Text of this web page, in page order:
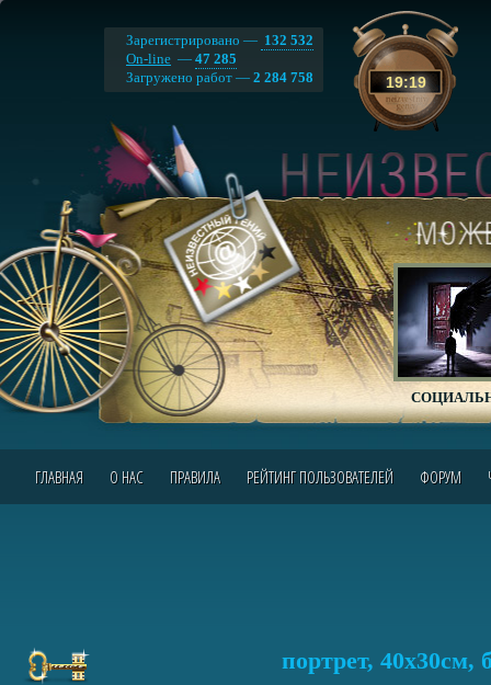
19:19
Зарегистрировано — 132 532
On-line — 47 285
Загружено работ — 2 284 758
ГЛАВНАЯ О НАС ПРАВИЛА РЕЙТИНГ ПОЛЬЗОВАТЕЛЕЙ ФОРУМ
портрет, 40х30см,